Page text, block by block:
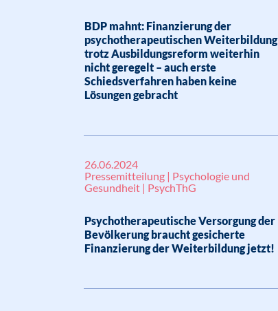
BDP mahnt: Finanzierung der
psychotherapeutischen Weiterbildung
trotz Ausbildungsreform weiterhin
nicht geregelt – auch erste
Schiedsverfahren haben keine
Lösungen gebracht
26.06.2024
Pressemitteilung | Psychologie und
Gesundheit | PsychThG
Psychotherapeutische Versorgung der
Bevölkerung braucht gesicherte
Finanzierung der Weiterbildung jetzt!